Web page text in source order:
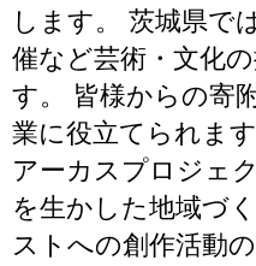
します。 茨城県で
催など芸術・文化
す。 皆様からの寄
業に役立てられま
アーカスプロジ
を生かした地域づ
ストへの創作活動